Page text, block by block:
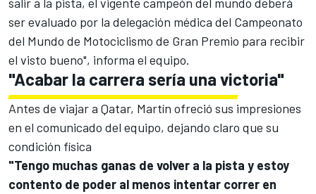
ser evaluado por la delegación médica del Campeonato
del Mundo de Motociclismo de Gran Premio para recibir
el visto bueno", informa el equipo.
"Acabar la carrera sería una victoria"
Antes de viajar a Qatar, Martín ofreció sus impresiones
en el comunicado del equipo, dejando claro que su
condición física
"Tengo muchas ganas de volver a la pista y estoy
contento de poder al menos intentar correr en